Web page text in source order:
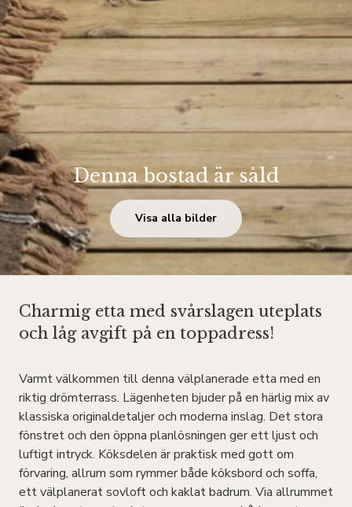
Denna bostad är såld
Visa alla bilder
Charmig etta med svårslagen uteplats
och låg avgift på en toppadress!
Varmt välkommen till denna välplanerade etta med en
riktig drömterrass. Lägenheten bjuder på en härlig mix av
klassiska originaldetaljer och moderna inslag. Det stora
fönstret och den öppna planlösningen ger ett ljust och
luftigt intryck. Köksdelen är praktisk med gott om
förvaring, allrum som rymmer både köksbord och soffa,
ett välplanerat sovloft och kaklat badrum. Via allrummet